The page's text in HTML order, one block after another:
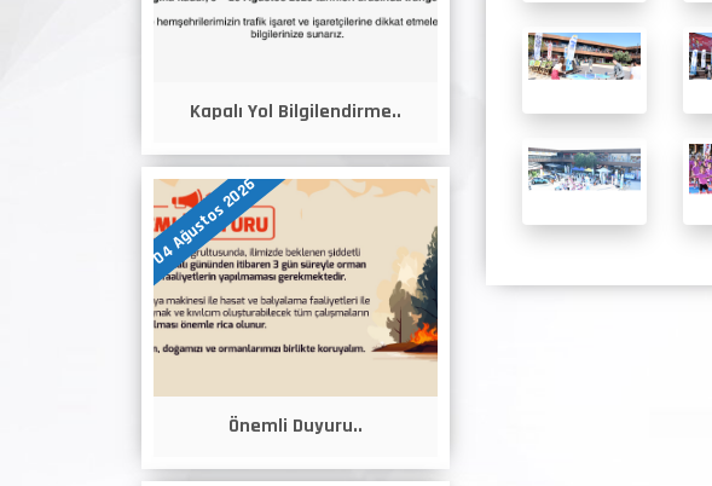
Kapalı Yol Bilgilendirme..
04 Ağustos 2026
Önemli Duyuru..